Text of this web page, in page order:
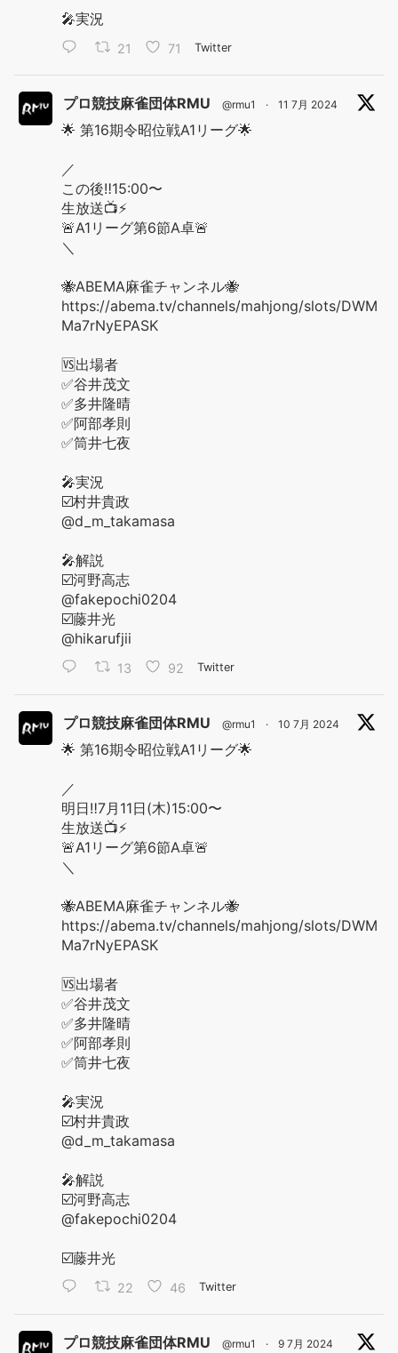
🎤実況
21 71 Twitter
プロ競技麻雀団体RMU @rmu1 · 11 7月 2024
🌟 第16期令昭位戦A1リーグ🌟
／
この後‼️15:00〜
生放送📺⚡️
🚨A1リーグ第6節A卓🚨
＼
🐝ABEMA麻雀チャンネル🐝
https://abema.tv/channels/mahjong/slots/DWM
Ma7rNyEPASK
🆚出場者
✅谷井茂文
✅多井隆晴
✅阿部孝則
✅筒井七夜
🎤実況
☑️村井貴政
@d_m_takamasa
🎤解説
☑️河野高志
@fakepochi0204
☑️藤井光
@hikarufjii
13 92 Twitter
プロ競技麻雀団体RMU @rmu1 · 10 7月 2024
🌟 第16期令昭位戦A1リーグ🌟
／
明日‼️7月11日(木)15:00〜
生放送📺⚡️
🚨A1リーグ第6節A卓🚨
＼
🐝ABEMA麻雀チャンネル🐝
https://abema.tv/channels/mahjong/slots/DWM
Ma7rNyEPASK
🆚出場者
✅谷井茂文
✅多井隆晴
✅阿部孝則
✅筒井七夜
🎤実況
☑️村井貴政
@d_m_takamasa
🎤解説
☑️河野高志
@fakepochi0204
☑️藤井光
22 46 Twitter
プロ競技麻雀団体RMU @rmu1 · 9 7月 2024